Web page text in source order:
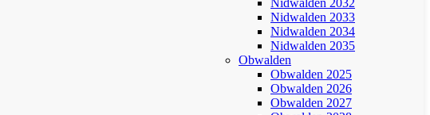
Nidwalden 2032
Nidwalden 2033
Nidwalden 2034
Nidwalden 2035
Obwalden
Obwalden 2025
Obwalden 2026
Obwalden 2027